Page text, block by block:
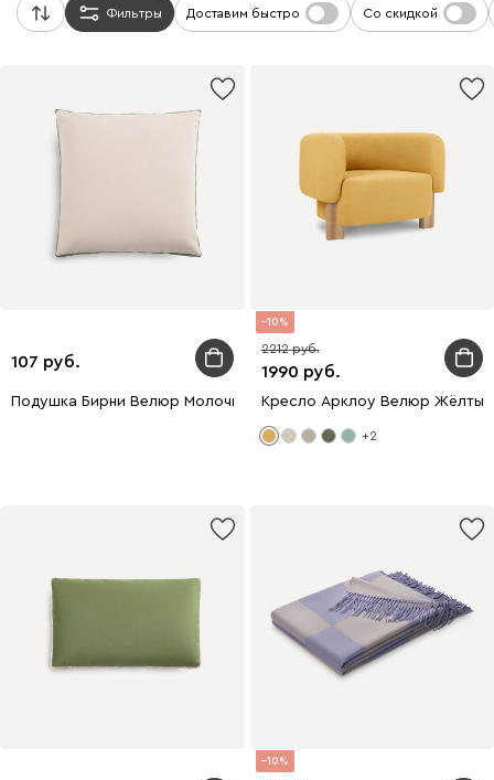
Фильтры Доставим быстро Со скидкой
107
Подушка Бирни Велюр Молочный-Оливковый 45x45
10
1990
2212
Кресло Арклоу Велюр Жёлтый
+2
10